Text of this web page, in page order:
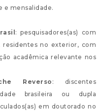
e mensalidade.
: pesquisadores(as) com
no exterior, com
acadêmica relevante nos
Reverso: discentes
brasileira ou dupla
em doutorado no